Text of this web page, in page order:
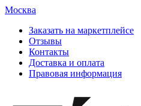
Москва
Заказать на маркетплейсе
Отзывы
Контакты
Доставка и оплата
Правовая информация